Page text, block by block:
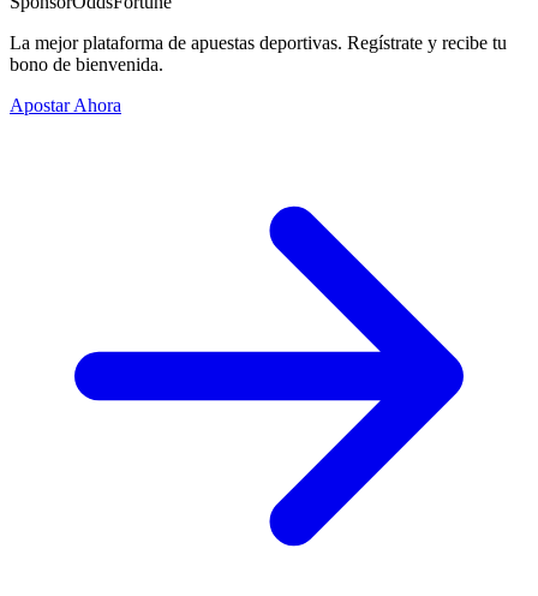
La mejor plataforma de apuestas deportivas. Regístrate y recibe tu
bono de bienvenida.
Apostar Ahora